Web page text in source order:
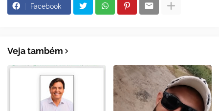
Facebook
Veja também